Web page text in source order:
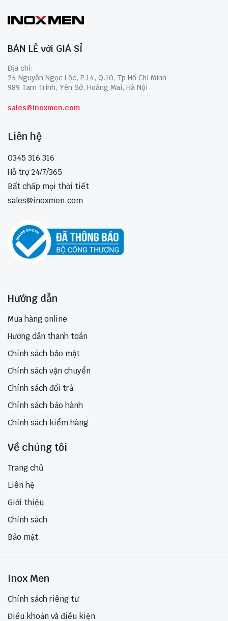
BÁN LẺ với GIÁ SỈ
Địa chỉ:
24 Nguyễn Ngọc Lộc, P.14, Q.10, Tp Hồ Chí Minh
989 Tam Trinh, Yên Sở, Hoàng Mai, Hà Nội
sales@inoxmen.com
Liên hệ
0345 316 316
Hỗ trợ 24/7/365
Bất chấp mọi thời tiết
sales@inoxmen.com
Hướng dẫn
Mua hàng online
Hướng dẫn thanh toán
Chính sách bảo mật
Chính sách vận chuyển
Chính sách đổi trả
Chính sách bảo hành
Chính sách kiểm hàng
Về chúng tôi
Trang chủ
Liên hệ
Giới thiệu
Chính sách
Bảo mật
Inox Men
Chính sách riêng tư
Điều khoản và điều kiện